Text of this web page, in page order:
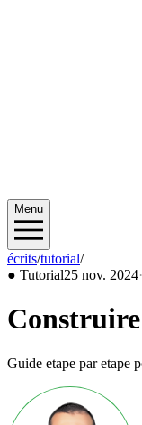
Menu
écrits/tutorial/2024/11
● Tutorial25 nov. 2024·
Guide etape par etape